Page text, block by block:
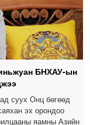
БНХАУ-ын
суух Онц бөгөөд
эх орондоо
яамны Азийн